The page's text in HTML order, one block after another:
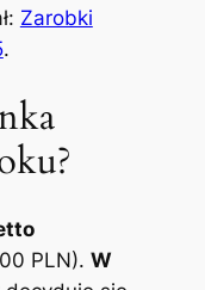
Zarobki
.
PLN). W